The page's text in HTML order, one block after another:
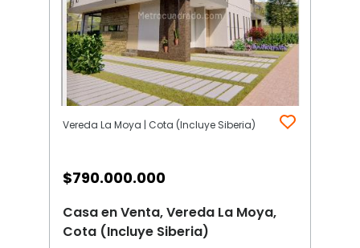
Vereda La Moya | Cota (Incluye Siberia)
$790.000.000
Casa en Venta, Vereda La Moya,
Cota (Incluye Siberia)